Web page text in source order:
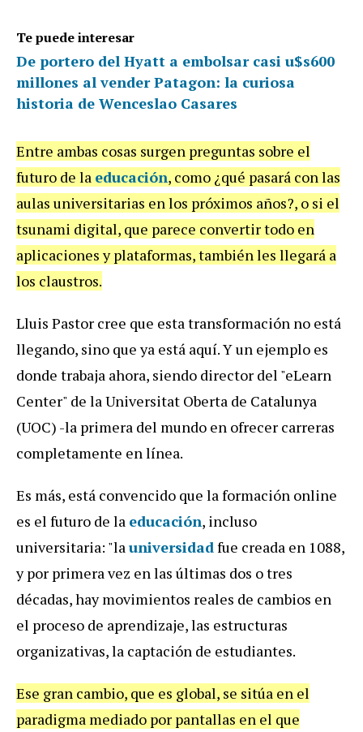
Te puede interesar
De portero del Hyatt a embolsar casi u$s600
millones al vender Patagon: la curiosa
historia de Wenceslao Casares
Entre ambas cosas surgen preguntas sobre el
futuro de la educación, como ¿qué pasará con las
aulas universitarias en los próximos años?, o si el
tsunami digital, que parece convertir todo en
aplicaciones y plataformas, también les llegará a
los claustros.
Lluis Pastor cree que esta transformación no está
llegando, sino que ya está aquí. Y un ejemplo es
donde trabaja ahora, siendo director del "eLearn
Center" de la Universitat Oberta de Catalunya
(UOC) -la primera del mundo en ofrecer carreras
completamente en línea.
Es más, está convencido que la formación online
es el futuro de la educación, incluso
universitaria: "launiversidadfue creada en 1088,
y por primera vez en las últimas dos o tres
décadas, hay movimientos reales de cambios en
el proceso de aprendizaje, las estructuras
organizativas, la captación de estudiantes.
Ese gran cambio, que es global, se sitúa en el
paradigma mediado por pantallas en el que